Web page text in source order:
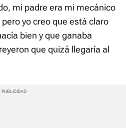
mi padre era mi mecánico
yo creo que está claro
bien y que ganaba
que quizá llegaría al